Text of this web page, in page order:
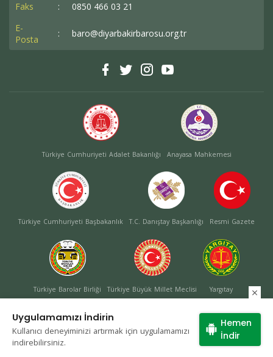
Uygulamamızı İndirin
Kullanıcı deneyiminizi artırmak için uygulamamızı
indirebilirsiniz.
Hemen
İndir
Faks
:
0850 466 03 21
E-
Posta
: baro@diyarbakirbarosu.org.tr
Türkiye Cumhuriyeti Adalet Bakanlığı Anayasa Mahkemesi
Türkiye Cumhuriyeti Başbakanlık T.C. Danıştay Başkanlığı Resmi Gazete
Türkiye Barolar Birliği Türkiye Büyük Millet Meclisi Yargıtay
Site Haritası